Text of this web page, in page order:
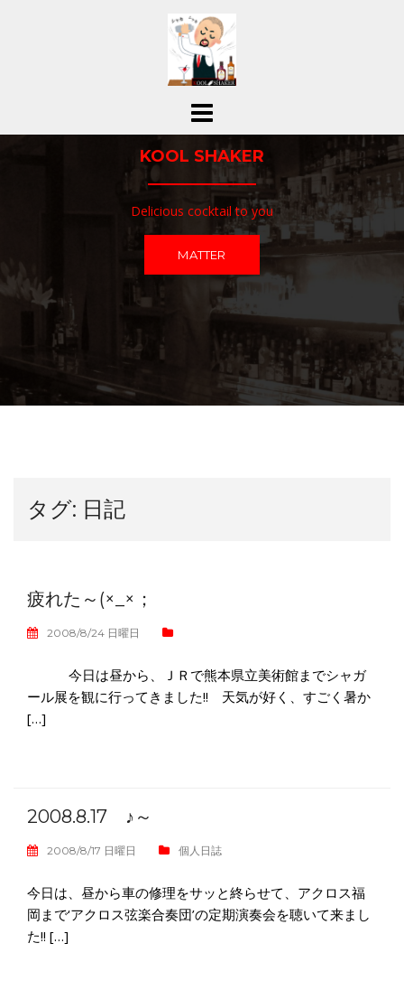
ス
KOOL SHAKER
Delicious cocktail to you
MATTER
タグ: 日記
疲れた～(×_×；
2008/8/24 日曜日
今日は昼から、ＪＲで熊本県立美術館までシャガ
ール展を観に行ってきました!! 天気が好く、すごく暑か
[…]
2008.8.17 ♪～
2008/8/17 日曜日 個人日誌
今日は、昼から車の修理をサッと終らせて、アクロス福
岡まで‘アクロス弦楽合奏団’の定期演奏会を聴いて来まし
た!! […]